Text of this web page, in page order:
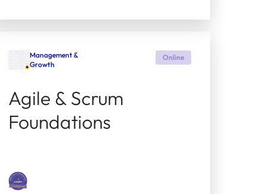
Management &
Growth
Online
Agile & Scrum
Foundations